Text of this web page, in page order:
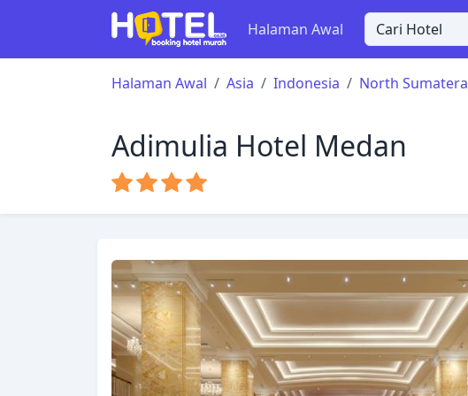
Halaman Awal
Halaman Awal Asia Indonesia North Sumatera
Adimulia Hotel Medan